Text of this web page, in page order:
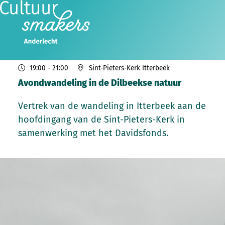
do
06
aug
2026
19:00 - 21:00 Sint-Pieters-Kerk Itterbeek
Avondwandeling in de Dilbeekse natuur
Vertrek van de wandeling in Itterbeek aan de
hoofdingang van de Sint-Pieters-Kerk in
samenwerking met het Davidsfonds.